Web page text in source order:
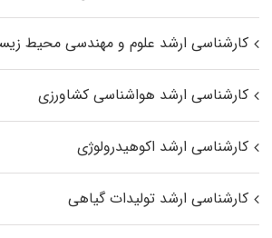
کارشناسی ارشد علوم و مهندسی محیط
کارشناسی ارشد هواشناسی کشاورزی
کارشناسی ارشد اکوهیدرولوژی
کارشناسی ارشد تولیدات گیاهی